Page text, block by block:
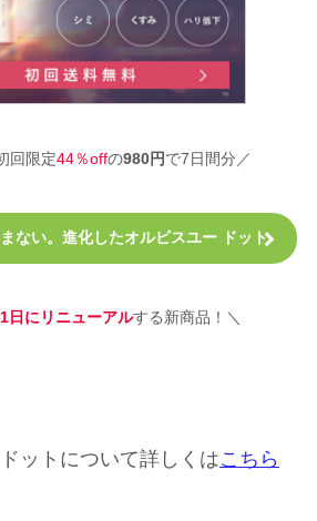
回限定44％offの980円で7日間分／
ない。進化したオルビスユー ドット
日にリニューアルする新商品！＼
ットについて詳しくはこちら